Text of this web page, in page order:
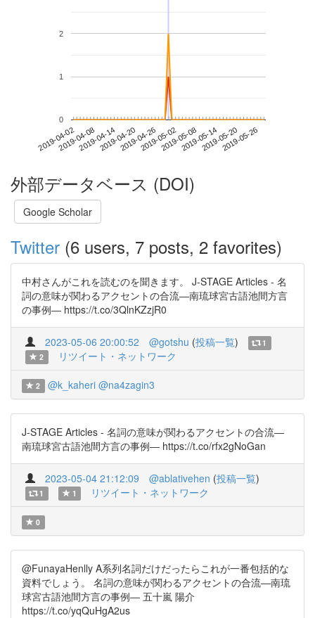
2019-04-022019-04-082019-04-142019-04-202019-04-262019-05-022019-05-082019-05-142019-05-202019-05-26
0
1
2
外部データベース (DOI)
Google Scholar
Twitter (6 users, 7 posts, 2 favorites)
中村さんがこれを読むのを聞きます。 J-STAGE Articles - 名
詞の意味が関わるアクセントの合流―南琉球宮古語池間方言
の事例― https://t.co/3QlnKZzjR0
2023-05-06 20:00:52 @gotshu (投稿一覧)
1
2
リツイート・ネットワーク
2 @k_kaheri @na4zagin3
J-STAGE Articles - 名詞の意味が関わるアクセントの合流―
南琉球宮古語池間方言の事例― https://t.co/rfx2gNoGan
2023-05-04 21:12:09 @ablativehen (投稿一覧)
1 1 リツイート・ネットワーク
0
@FunayaHenlly A系列名詞だけだったらこれが一番包括的な
資料でしょう。 名詞の意味が関わるアクセントの合流―南琉
球宮古語池間方言の事例― 五十嵐 陽介
https://t.co/yqQuHgA2us